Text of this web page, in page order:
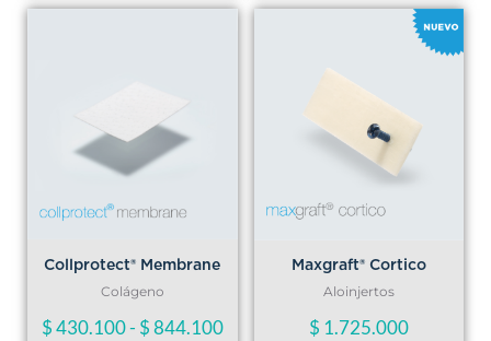
Collprotect® Membrane
Colágeno
$430.100- $844.100
$ 430.100
Maxgraft® Cortico
Aloinjertos
$ 1.725.000